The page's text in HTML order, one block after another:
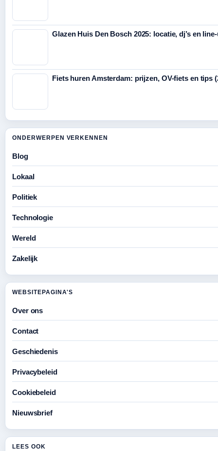
Glazen Huis Den Bosch 2025: locatie, dj’s en
Fiets huren Amsterdam: prijzen, OV-fiets en tips
ONDERWERPEN VERKENNEN
Blog
Lokaal
Politiek
Technologie
Wereld
Zakelijk
WEBSITEPAGINA'S
Over ons
Contact
Geschiedenis
Privacybeleid
Cookiebeleid
Nieuwsbrief
LEES OOK